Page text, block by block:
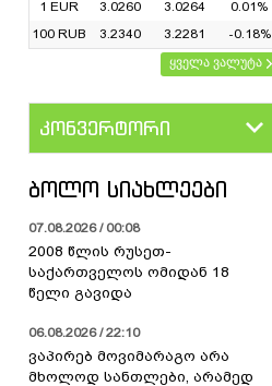
1 EUR
3.0260 3.0264
0.01%
100 RUB
3.2340 3.2281
-0.18%
ყველა ვალუტა
კონვერტორი
ᲑᲝᲚᲝ ᲡᲘᲐᲮᲚᲔᲔᲑᲘ
07.08.2026 / 00:08
2008 წლის რუსეთ-
საქართველოს ომიდან 18
წელი გავიდა
06.08.2026 / 22:10
ვაპირებ მოვიმარაგო არა
მხოლოდ სანთლები, არამედ